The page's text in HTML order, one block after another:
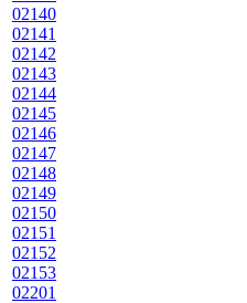
02140
02141
02142
02143
02144
02145
02146
02147
02148
02149
02150
02151
02152
02153
02201